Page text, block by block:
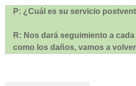
P: ¿Cuál es su servicio
R: Nos dará seguimiento a
como los daños, vamos a